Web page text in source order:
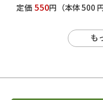
定価 550円 （本体 500 円
も